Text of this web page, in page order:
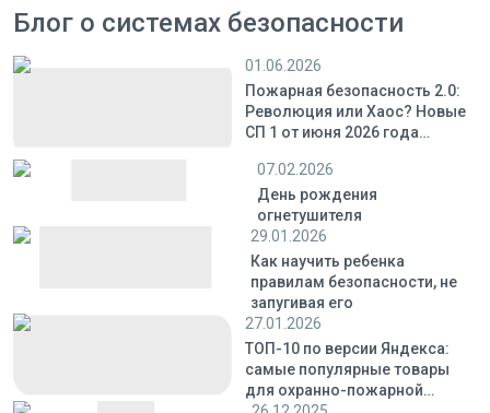
Блог о системах безопасности
01.06.2026
Пожарная безопасность 2.0:
Революция или Хаос? Новые
СП 1 от июня 2026 года
рынке
07.02.2026
День рождения
огнетушителя
29.01.2026
Как научить ребенка
правилам безопасности, не
запугивая его
27.01.2026
ТОП-10 по версии Яндекса:
самые популярные товары
для охранно-пожарной